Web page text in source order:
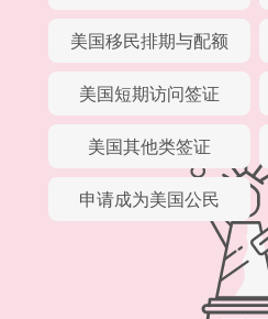
美国移民排期与配额
美国短期访问签证
美国其他类签证
申请成为美国公民